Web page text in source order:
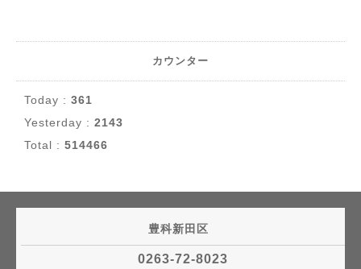
カウンター
Today : 361
Yesterday : 2143
Total : 514466
豊科新田区
0263-72-8023